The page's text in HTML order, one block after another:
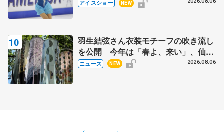
アイスショー NEW
羽生結弦さん衣装モチーフの吹き流し
を公開 今年は「春よ、来い」、仙台
の瑞鳳殿
ニュース NEW 2026.08.06